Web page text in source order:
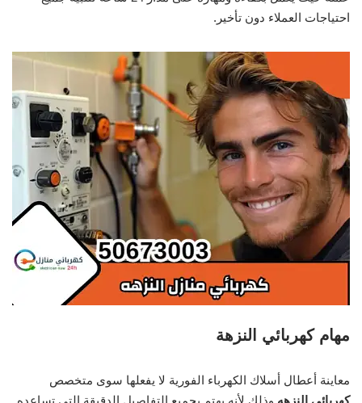
احتياجات العملاء دون تأخير.
مهام كهربائي النزهة
معاينة أعطال أسلاك الكهرباء الفورية لا يفعلها سوى متخصص